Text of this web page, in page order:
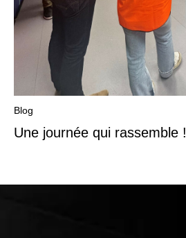
Blog
Une journée qui rassemble !